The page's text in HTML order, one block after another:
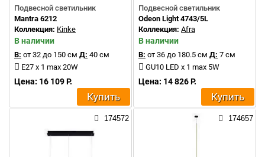
Подвесной светильник
Mantra 6212
Коллекция: Kinke
В наличии
В: от 32 до 150 см Д: 40 см
E27 x 1 max 20W
Цена: 16 109 Р.
Купить
Подвесной светильник
Odeon Light 4743/5L
Коллекция: Afra
В наличии
В: от 36 до 180.5 см Д: 7 см
GU10 LED x 1 max 5W
Цена: 14 826 Р.
Купить
174572 174657